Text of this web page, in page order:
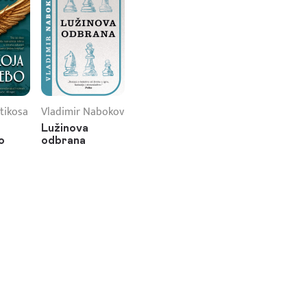
Vladimir Nabokov
Lužinova
odbrana